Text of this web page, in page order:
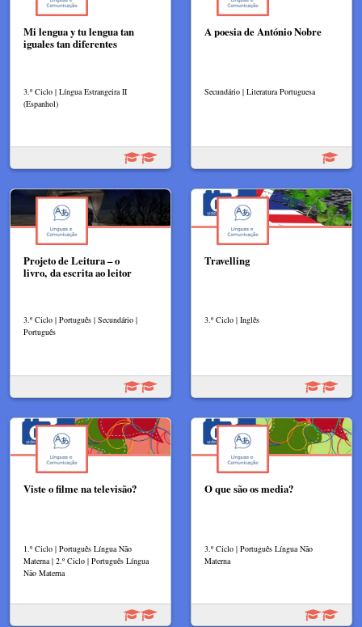
Mi lengua y tu lengua tan
iguales tan diferentes
3.º Ciclo | Língua Estrangeira II
(Espanhol)
A poesia de António Nobre
Secundário | Literatura Portuguesa
Projeto de Leitura – o
livro, da escrita ao leitor
3.º Ciclo | Português | Secundário |
Português
Travelling
3.º Ciclo | Inglês
Viste o filme na televisão?
1.º Ciclo | Português Língua Não
Materna | 2.º Ciclo | Português Língua
Não Materna
O que são os media?
3.º Ciclo | Português Língua Não
Materna